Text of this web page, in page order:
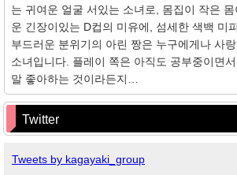
는 귀여운 얼굴 서있는 소녀로, 몸집이 작은
운 긴장이있는 D컵의 미유에, 섬세한 색백 미
부드러운 분위기의 아린 짱은 누구에게나 사
소녀입니다. 플레이 쪽은 아직도 공부중이면
말 좋아하는 것이라든지…
Twitter
Tweets by kagayaki_group